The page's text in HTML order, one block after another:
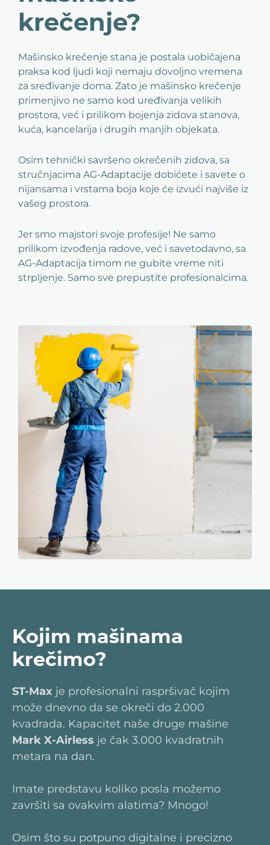
krečenje?
Mašinsko krečenje stana je postala uobičajena
praksa kod ljudi koji nemaju dovoljno vremena
za sređivanje doma. Zato je mašinsko krečenje
primenjivo ne samo kod uređivanja velikih
prostora, već i prilikom bojenja zidova stanova,
kuća, kancelarija i drugih manjih objekata.
Osim tehnički savršeno okrečenih zidova, sa
stručnjacima AG-Adaptacije dobićete i savete o
nijansama i vrstama boja koje će izvući najviše iz
vašeg prostora.
Jer smo majstori svoje profesije! Ne samo
prilikom izvođenja radove, već i savetodavno, sa
AG-Adaptacija timom ne gubite vreme niti
strpljenje. Samo sve prepustite profesionalcima.
Kojim mašinama
krečimo?
ST-Max je profesionalni raspršivač kojim
može dnevno da se okreči do 2.000
kvadrada. Kapacitet naše druge mašine
Mark X-Airless je čak 3.000 kvadratnih
metara na dan.
Imate predstavu koliko posla možemo
završiti sa ovakvim alatima? Mnogo!
Osim što su potpuno digitalne i precizno